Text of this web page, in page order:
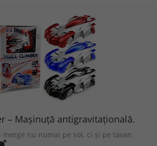
– Maşinuţă antigravitaţională.
merge nu numai pe sol, ci şi pe tavan.